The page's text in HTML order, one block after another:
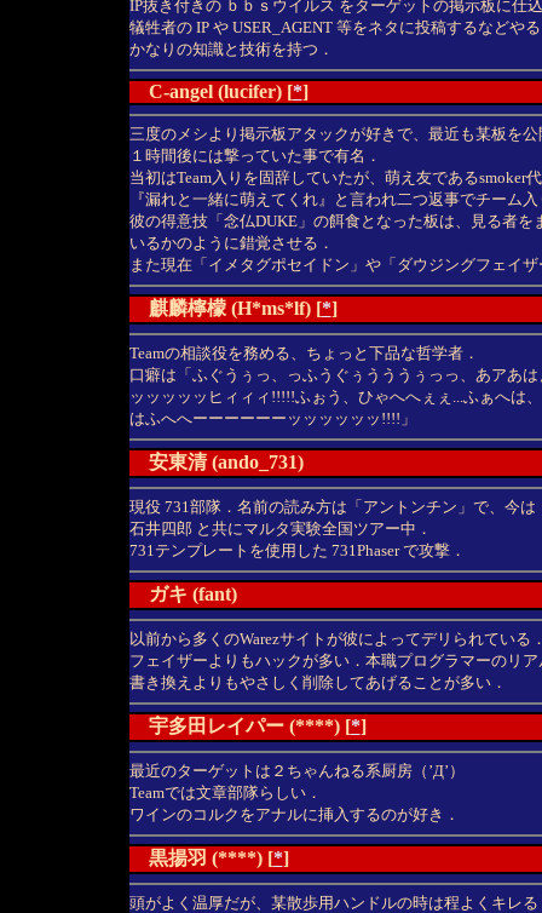
IP抜き付きの ｂｂｓウイルス をターゲットの掲示板に仕
犠牲者の IP や USER_AGENT 等をネタに投稿するなどや
かなりの知識と技術を持つ．
C-angel (lucifer) [*]
三度のメシより掲示板アタックが好きで、最近も某板を公
１時間後には撃っていた事で有名．
当初はTeam入りを固辞していたが、萌え友であるsmoker
『漏れと一緒に萌えてくれ』と言われ二つ返事でチーム
彼の得意技「念仏DUKE」の餌食となった板は、見る者を
いるかのように錯覚させる．
また現在「イメタグポセイドン」や「ダウジングフェイ
麒麟檸檬 (H*ms*lf) [*]
Teamの相談役を務める、ちょっと下品な哲学者．
口癖は「ふぐうぅっ、っふうぐぅうううぅっっ、あアあは
ッッッッッヒィィィ!!!!!ふぉう、ひゃへへぇぇ...ふぁへは、
はふへへーーーーーーッッッッッッ!!!!」
安東清 (ando_731)
現役 731部隊．名前の読み方は「アントンチン」で、今は
石井四郎 と共にマルタ実験全国ツアー中．
731テンプレートを使用した 731Phaser で攻撃．
ガキ (fant)
以前から多くのWarezサイトが彼によってデリられている
フェイザーよりもハックが多い．本職プログラマーのリア
書き換えよりもやさしく削除してあげることが多い．
宇多田レイパー (****) [*]
最近のターゲットは２ちゃんねる系厨房（’Д’）
Teamでは文章部隊らしい．
ワインのコルクをアナルに挿入するのが好き．
黒揚羽 (****) [*]
頭がよく温厚だが、某散歩用ハンドルの時は程よくキレる